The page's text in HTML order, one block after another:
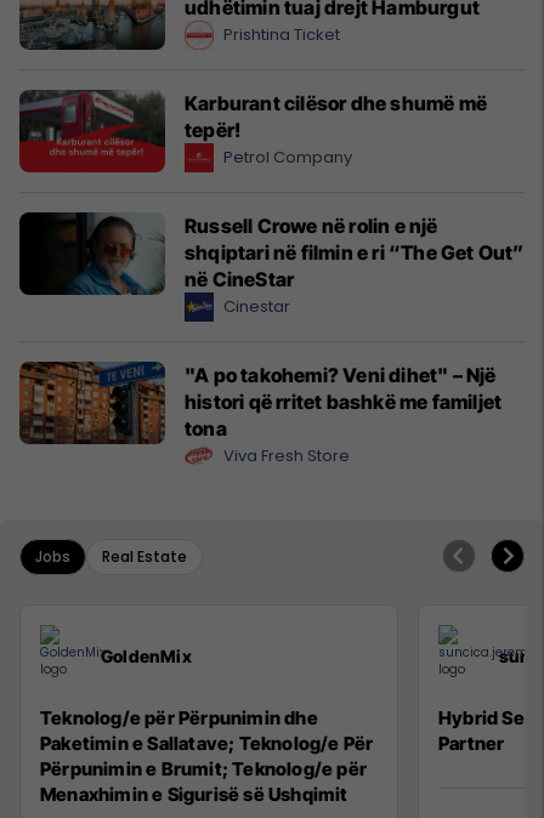
udhëtimin tuaj drejt Hamburgut
Prishtina Ticket
Karburant cilësor dhe shumë më
tepër!
Petrol Company
Russell Crowe në rolin e një
shqiptari në filmin e ri “The Get Out”
në CineStar
Cinestar
"A po takohemi? Veni dihet" – Një
histori që rritet bashkë me familjet
tona
Viva Fresh Store
Jobs Real Estate
GoldenMix
Teknolog/e për Përpunimin dhe
Paketimin e Sallatave; Teknolog/e Për
Përpunimin e Brumit; Teknolog/e për
Menaxhimin e Sigurisë së Ushqimit
Hybrid
Partner